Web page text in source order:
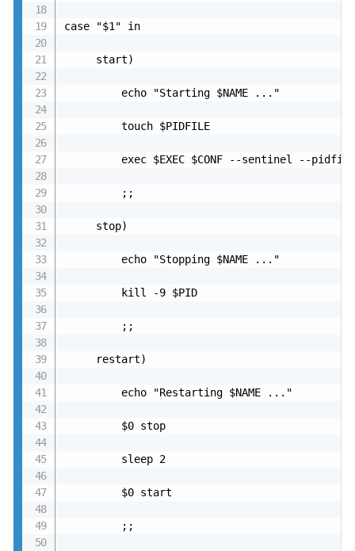
case "$1" in
     start)
         echo "Starting $NAME ..."
         touch $PIDFILE
exec $EXEC $CONF --sentinel --
         ;;
     stop)
         echo "Stopping $NAME ..."
         kill -9 $PID
         ;;
     restart)
         echo "Restarting $NAME ..."
         $0 stop
         sleep 2
         $0 start
         ;;